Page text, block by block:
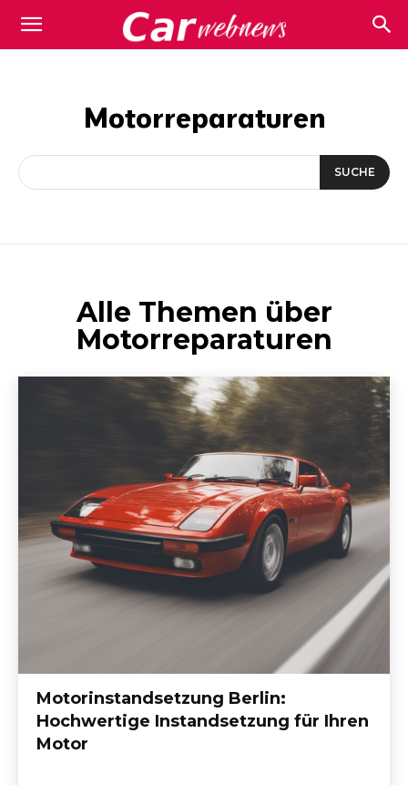
Carwebnews.com
Motorreparaturen
SUCHE
Alle Themen über
Motorreparaturen
Motorinstandsetzung Berlin:
Hochwertige Instandsetzung für Ihren
Motor